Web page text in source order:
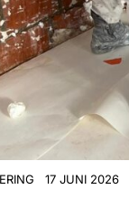
17 JUNI 2026